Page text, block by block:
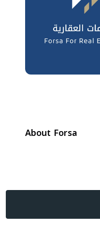
About Forsa